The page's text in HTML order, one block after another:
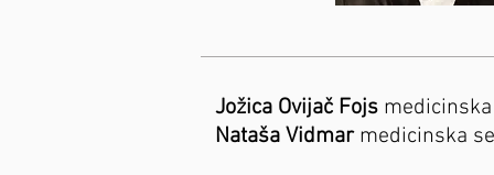
Jožica Ovijač Fojs
Nataša Vidmar medicinska